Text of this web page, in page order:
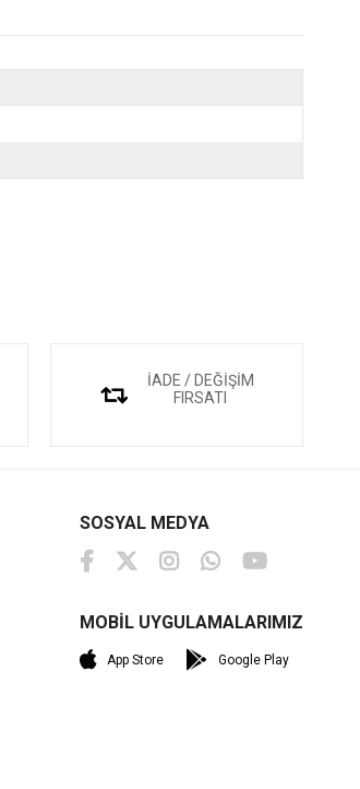
İADE / DEĞİŞİM
FIRSATI
SOSYAL MEDYA
MOBİL UYGULAMALARIMIZ
App Store Google Play